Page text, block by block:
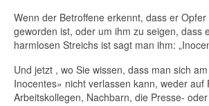
Wenn der Betroffene erkennt, dass er
geworden ist, oder um ihm zu seigen, dass
harmlosen Streichs ist sagt man ihm:
Und jetzt , wo Sie wissen, dass man sich
Inocentes» nicht verlassen kann, weder auf
Arbeitskollegen, Nachbarn, die Presse-